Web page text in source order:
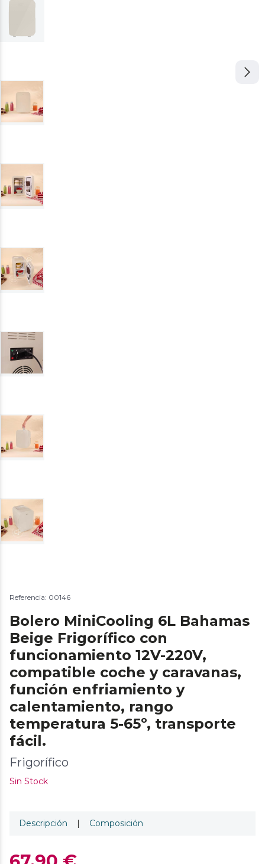
Referencia: 00146
Bolero MiniCooling 6L Bahamas
Beige Frigorífico con
funcionamiento 12V-220V,
compatible coche y caravanas,
función enfriamiento y
calentamiento, rango
temperatura 5-65º, transporte
fácil.
Frigorífico
Sin Stock
Descripción | Composición